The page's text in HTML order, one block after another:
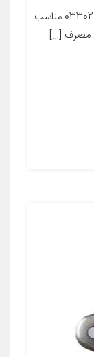
معرفی محصول پروانه فن 8 پره ایساکو کد 03302011 مناسب